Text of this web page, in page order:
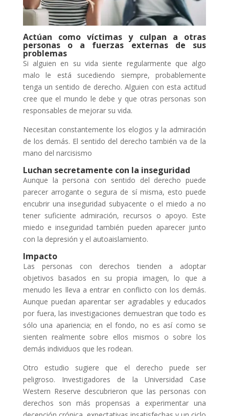
Actúan como víctimas y culpan a otras
personas o a fuerzas externas de sus
problemas
Si alguien en su vida siente regularmente que algo
malo le está sucediendo siempre, probablemente
tenga un sentido de derecho. Alguien con esta actitud
cree que el mundo le debe y que otras personas son
responsables de mejorar su vida.
Necesitan constantemente los elogios y la admiración
de los demás. El sentido del derecho también va de la
mano del narcisismo
Luchan secretamente con la inseguridad
Aunque la persona con sentido del derecho puede
parecer arrogante o segura de sí misma, esto puede
encubrir una inseguridad subyacente o el miedo a no
tener suficiente admiración, recursos o apoyo. Este
miedo e inseguridad también pueden aparecer junto
con la depresión y el autoaislamiento.
Impacto
Las personas con derechos tienden a adoptar
objetivos basados en su propia imagen, lo que a
menudo les lleva a entrar en conflicto con los demás.
Aunque puedan aparentar ser agradables y educados
por fuera, las investigaciones demuestran que todo es
sólo una apariencia; en el fondo, no es así como se
sienten realmente sobre ellos mismos o sobre los
demás individuos que les rodean.
Otro estudio sugiere que el derecho puede ser
peligroso. Investigadores de la Universidad Case
Western Reserve descubrieron que las personas con
derechos son más propensas a experimentar una